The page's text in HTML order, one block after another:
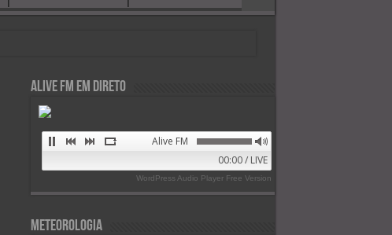
Alive FM em Direto
Alive FM 89.9
00:00 / LIVE
WordPress Audio Player Free Version
Meteorologia